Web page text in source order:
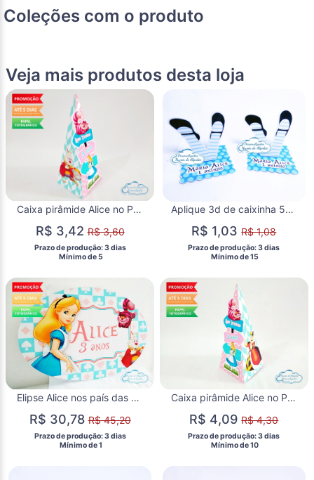
Coleções com o produto
Veja mais produtos desta loja
Caixa pirâmide Alice no País das maravilhas
R$ 3,42R$ 3,60
Prazo de produção: 3 dias
  Mínimo de 5
Aplique 3d de caixinha 5x5 Alice no país das maravilhas pernas para o ar
R$ 1,03R$ 1,08
Prazo de produção: 3 dias
  Mínimo de 15
Elipse Alice nos país das maravilhas 55x40
R$ 30,78R$ 45,20
Prazo de produção: 3 dias
  Mínimo de 1
Caixa pirâmide Alice no País das Maravilhas
R$ 4,09R$ 4,30
Prazo de produção: 3 dias
  Mínimo de 10